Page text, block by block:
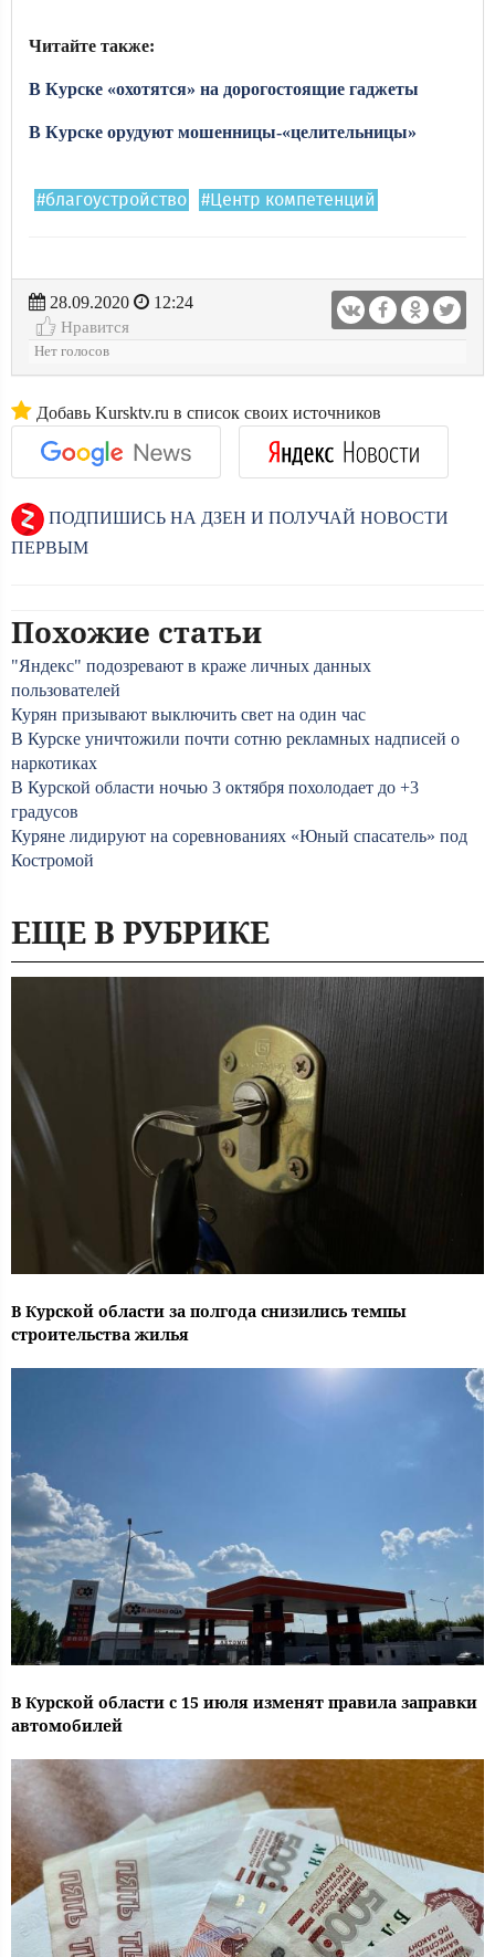
Читайте также:
В Курске «охотятся» на дорогостоящие гаджеты
В Курске орудуют мошенницы-«целительницы»
#благоустройство #Центр компетенций
28.09.2020
12:24
Нравится
Нет голосов
Добавь Kursktv.ru в список своих источников
ПОДПИШИСЬ НА ДЗЕН И ПОЛУЧАЙ НОВОСТИ
ПЕРВЫМ
Похожие статьи
"Яндекс" подозревают в краже личных данных
пользователей
Курян призывают выключить свет на один час
В Курске уничтожили почти сотню рекламных надписей о
наркотиках
В Курской области ночью 3 октября похолодает до +3
градусов
Куряне лидируют на соревнованиях «Юный спасатель» под
Костромой
ЕЩЕ В РУБРИКЕ
В Курской области за полгода снизились темпы
строительства жилья
В Курской области с 15 июля изменят правила заправки
автомобилей